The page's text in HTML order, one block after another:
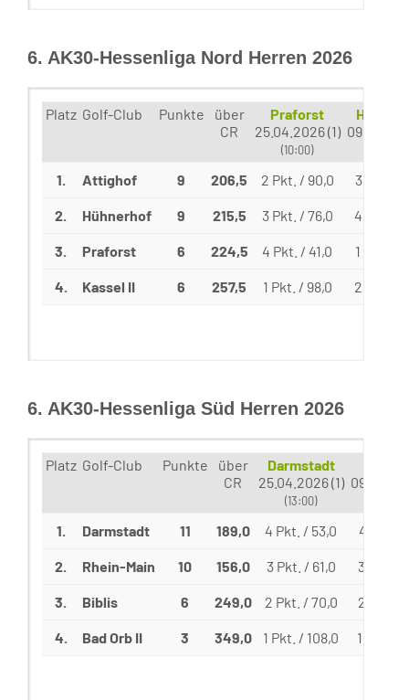
6. AK30-Hessenliga Nord Herren 2026
Platz Golf-Club Punkte
über
CR
Praforst
25.04.2026 (1)
(10:00)
1. Attighof 9 206,5 2 Pkt. / 90,0 3 Pkt. /
2. Hühnerhof 9 215,5 3 Pkt. / 76,0 4 Pkt. /
3. Praforst 6 224,5 4 Pkt. / 41,0 1 Pkt. /
4. Kassel II 6 257,5 1 Pkt. / 98,0 2 Pkt. /
6. AK30-Hessenliga Süd Herren 2026
Platz Golf-Club Punkte
über
CR
Darmstadt
25.04.2026 (1)
(13:00)
1. Darmstadt 11 189,0 4 Pkt. / 53,0 4 Pkt. /
2. Rhein-Main 10 156,0 3 Pkt. / 61,0 3 Pkt. /
3. Biblis 6 249,0 2 Pkt. / 70,0 2 Pkt. /
4. Bad Orb II 3 349,0 1 Pkt. / 108,0 1 Pkt. /